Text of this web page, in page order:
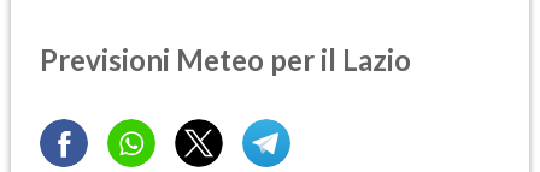
Previsioni Meteo per il Lazio